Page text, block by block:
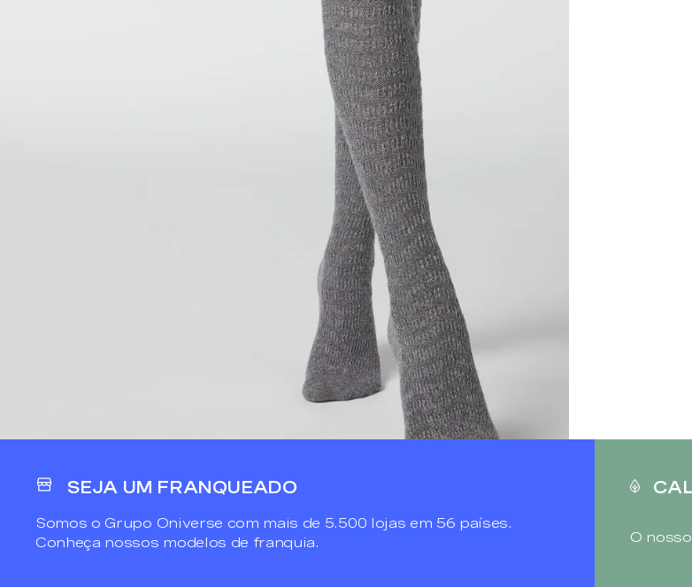
SEJA UM FRANQUEADO
Somos o Grupo Oniverse com mais de 5.500 lojas em 56 países.
Conheça nossos modelos de franquia.
O